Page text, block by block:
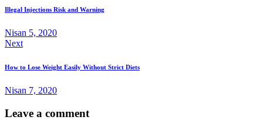
gezinmesi
Illegal Injections Risk and Warning
Nisan 5, 2020
Next
How to Lose Weight Easily Without Strict Diets
Nisan 7, 2020
Leave a comment